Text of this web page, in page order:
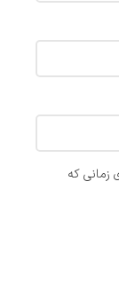
زمانی که